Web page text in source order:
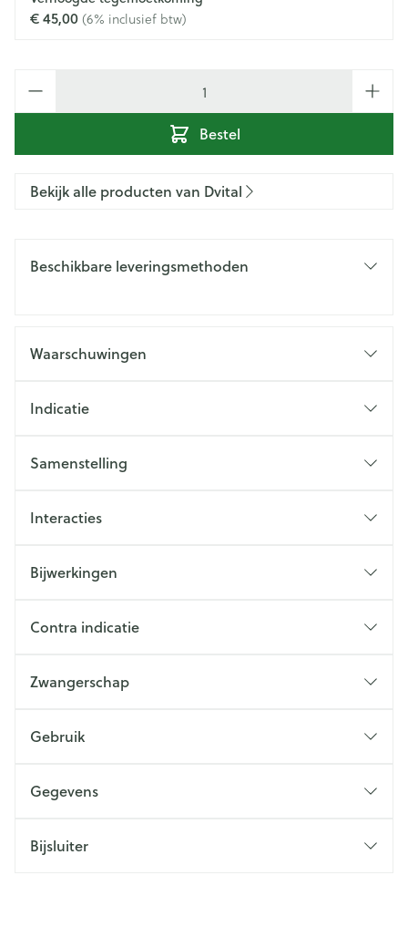
€ 45,00(6% inclusief btw)
Bestel
Bekijk alle producten van Dvital
Beschikbare leveringsmethoden
Waarschuwingen
Indicatie
Samenstelling
Interacties
Bijwerkingen
Contra indicatie
Zwangerschap
Gebruik
Gegevens
Bijsluiter